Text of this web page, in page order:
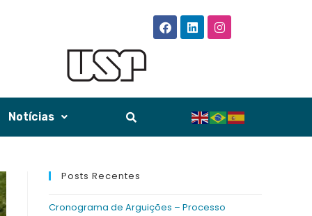
Notícias
Posts Recentes
Cronograma de Arguições – Processo